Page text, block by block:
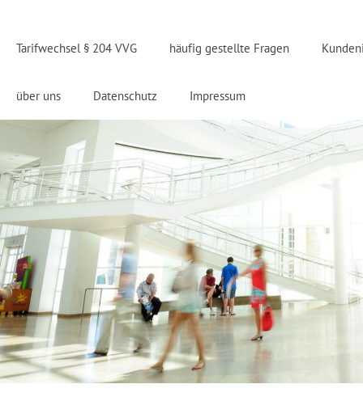
Tarifwechsel § 204 VVG häufig gestellte Fragen
über uns Datenschutz Impressum